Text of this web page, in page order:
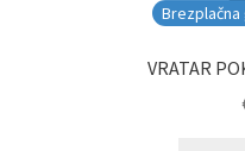
Brezplačna
VRATAR